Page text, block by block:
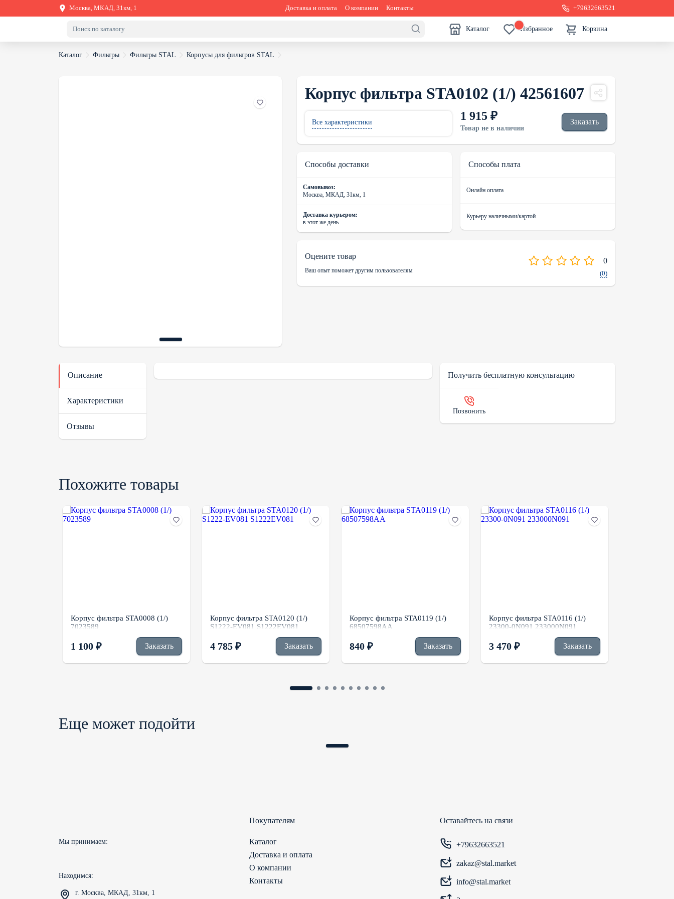
Москва, МКАД, 31км, 1 Доставка и оплата О компании Контакты +79632663521
Каталог Избранное Корзина
Каталог Фильтры Фильтры STAL Корпусы для фильтров STAL
Корпус фильтра STA0102 (1/) 42561607
Все характеристики 1 915 ₽
Товар не в наличии
Заказать
Способы доставки
Самовывоз:
Москва, МКАД, 31км, 1
Доставка курьером:
в этот же день
Способы плата
Онлайн оплата
Курьеру наличными/картой
Оцените товар
Ваш опыт поможет другим пользователям
0
(0)
Описание
Характеристики
Отзывы
Получить бесплатную консультацию
Позвонить
Похожите товары
Корпус фильтра STA0008 (1/)
7023589
1 100 ₽ Заказать
Корпус фильтра STA0120 (1/)
S1222-EV081 S1222EV081
4 785 ₽ Заказать
Корпус фильтра STA0119 (1/)
68507598AA
840 ₽ Заказать
Корпус фильтра STA0116 (1/)
23300-0N091 233000N091
3 470 ₽ Заказать
Еще может подойти
Мы принимаем:
Находимся:
г. Москва, МКАД, 31км, 1
Покупателям
Каталог
Доставка и оплата
О компании
Контакты
Оставайтесь на связи
+79632663521
zakaz@stal.market
info@stal.market